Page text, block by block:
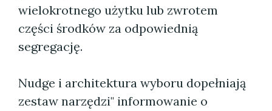
wielokrotnego użytku lub zwrotem
części środków za odpowiednią
segregację.
Nudge i architektura wyboru dopełniają
zestaw narzędzi" informowanie o